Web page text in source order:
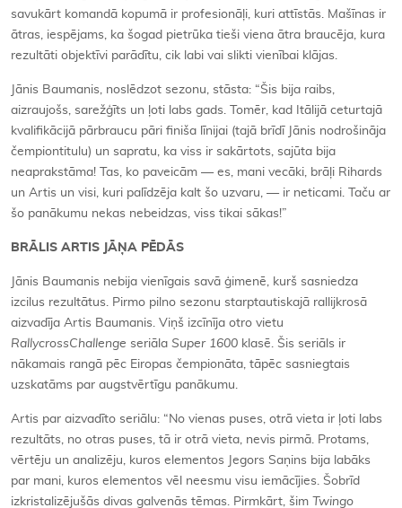
savukārt komandā kopumā ir profesionāļi, kuri attīstās. Mašīnas ir
ātras, iespējams, ka šogad pietrūka tieši viena ātra braucēja, kura
rezultāti objektīvi parādītu, cik labi vai slikti vienībai klājas.
Jānis Baumanis, noslēdzot sezonu, stāsta: “Šis bija raibs,
aizraujošs, sarežģīts un ļoti labs gads. Tomēr, kad Itālijā ceturtajā
kvalifikācijā pārbraucu pāri finiša līnijai (tajā brīdī Jānis nodrošināja
čempiontitulu) un sapratu, ka viss ir sakārtots, sajūta bija
neaprakstāma! Tas, ko paveicām — es, mani vecāki, brāļi Rihards
un Artis un visi, kuri palīdzēja kalt šo uzvaru, — ir neticami. Taču ar
šo panākumu nekas nebeidzas, viss tikai sākas!”
BRĀLIS ARTIS JĀŅA PĒDĀS
Jānis Baumanis nebija vienīgais savā ģimenē, kurš sasniedza
izcilus rezultātus. Pirmo pilno sezonu starptautiskajā rallijkrosā
aizvadīja Artis Baumanis. Viņš izcīnīja otro vietu
RallycrossChallenge seriāla Super 1600 klasē. Šis seriāls ir
nākamais rangā pēc Eiropas čempionāta, tāpēc sasniegtais
uzskatāms par augstvērtīgu panākumu.
Artis par aizvadīto seriālu: “No vienas puses, otrā vieta ir ļoti labs
rezultāts, no otras puses, tā ir otrā vieta, nevis pirmā. Protams,
vērtēju un analizēju, kuros elementos Jegors Saņins bija labāks
par mani, kuros elementos vēl neesmu visu iemācījies. Šobrīd
izkristalizējušās divas galvenās tēmas. Pirmkārt, šim Twingo